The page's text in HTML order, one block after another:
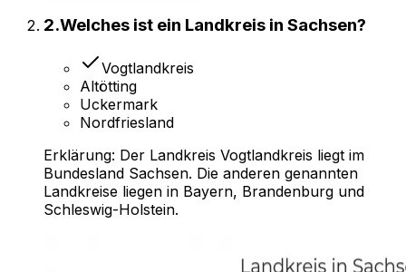
2.Welches ist ein Landkreis in Sachsen?
Vogtlandkreis
Altötting
Uckermark
Nordfriesland
Erklärung: Der Landkreis Vogtlandkreis liegt im
Bundesland Sachsen. Die anderen genannten
Landkreise liegen in Bayern, Brandenburg und
Schleswig-Holstein.